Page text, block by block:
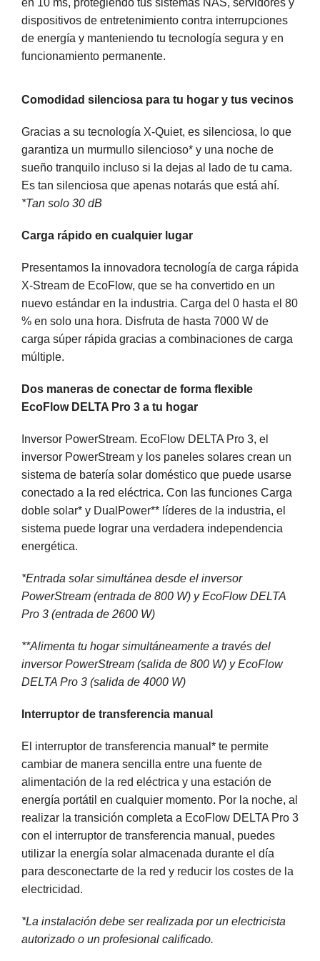
en 10 ms, protegiendo tus sistemas NAS, servidores y
dispositivos de entretenimiento contra interrupciones
de energía y manteniendo tu tecnología segura y en
funcionamiento permanente.
Comodidad silenciosa para tu hogar y tus vecinos
Gracias a su tecnología X-Quiet, es silenciosa, lo que
garantiza un murmullo silencioso* y una noche de
sueño tranquilo incluso si la dejas al lado de tu cama.
Es tan silenciosa que apenas notarás que está ahí.
*Tan solo 30 dB
Carga rápido en cualquier lugar
Presentamos la innovadora tecnología de carga rápida
X-Stream de EcoFlow, que se ha convertido en un
nuevo estándar en la industria. Carga del 0 hasta el 80
% en solo una hora. Disfruta de hasta 7000 W de
carga súper rápida gracias a combinaciones de carga
múltiple.
Dos maneras de conectar de forma flexible
EcoFlow DELTA Pro 3 a tu hogar
Inversor PowerStream. EcoFlow DELTA Pro 3, el
inversor PowerStream y los paneles solares crean un
sistema de batería solar doméstico que puede usarse
conectado a la red eléctrica. Con las funciones Carga
doble solar* y DualPower** líderes de la industria, el
sistema puede lograr una verdadera independencia
energética.
*Entrada solar simultánea desde el inversor
PowerStream (entrada de 800 W) y EcoFlow DELTA
Pro 3 (entrada de 2600 W)
**Alimenta tu hogar simultáneamente a través del
inversor PowerStream (salida de 800 W) y EcoFlow
DELTA Pro 3 (salida de 4000 W)
Interruptor de transferencia manual
El interruptor de transferencia manual* te permite
cambiar de manera sencilla entre una fuente de
alimentación de la red eléctrica y una estación de
energía portátil en cualquier momento. Por la noche, al
realizar la transición completa a EcoFlow DELTA Pro 3
con el interruptor de transferencia manual, puedes
utilizar la energía solar almacenada durante el día
para desconectarte de la red y reducir los costes de la
electricidad.
*La instalación debe ser realizada por un electricista
autorizado o un profesional calificado.